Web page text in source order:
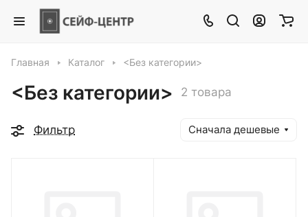
Главная Каталог <Без категории>
<Без категории> 2 товара
Фильтр Сначала дешевые